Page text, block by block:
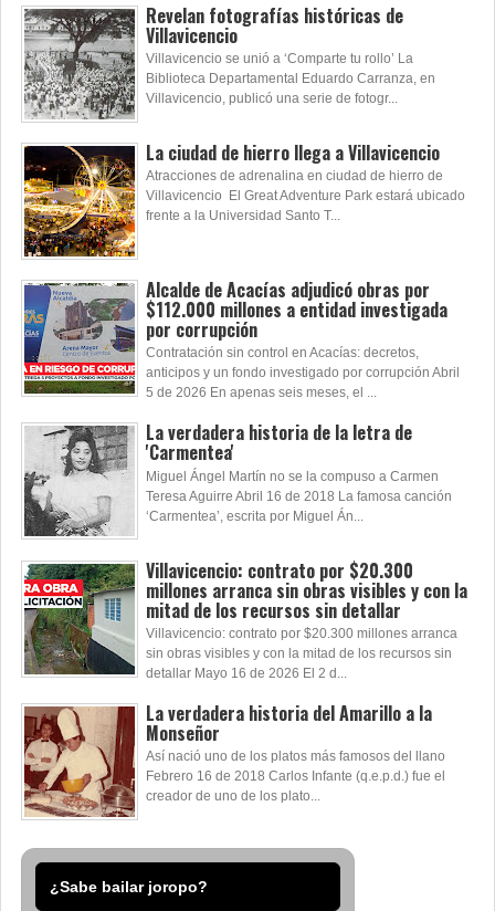
Revelan fotografías históricas de
Villavicencio
Villavicencio se unió a ‘Comparte tu rollo’ La
Biblioteca Departamental Eduardo Carranza, en
Villavicencio, publicó una serie de fotogr...
La ciudad de hierro llega a Villavicencio
Atracciones de adrenalina en ciudad de hierro de
Villavicencio El Great Adventure Park estará ubicado
frente a la Universidad Santo T...
Alcalde de Acacías adjudicó obras por
$112.000 millones a entidad investigada
por corrupción
Contratación sin control en Acacías: decretos,
anticipos y un fondo investigado por corrupción Abril
5 de 2026 En apenas seis meses, el ...
La verdadera historia de la letra de
'Carmentea'
Miguel Ángel Martín no se la compuso a Carmen
Teresa Aguirre Abril 16 de 2018 La famosa canción
‘Carmentea’, escrita por Miguel Án...
Villavicencio: contrato por $20.300
millones arranca sin obras visibles y con la
mitad de los recursos sin detallar
Villavicencio: contrato por $20.300 millones arranca
sin obras visibles y con la mitad de los recursos sin
detallar Mayo 16 de 2026 El 2 d...
La verdadera historia del Amarillo a la
Monseñor
Así nació uno de los platos más famosos del llano
Febrero 16 de 2018 Carlos Infante (q.e.p.d.) fue el
creador de uno de los plato...
¿Sabe bailar joropo?